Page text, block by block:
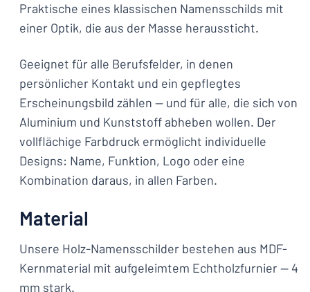
Praktische eines klassischen Namensschilds mit
einer Optik, die aus der Masse heraussticht.
Geeignet für alle Berufsfelder, in denen
persönlicher Kontakt und ein gepflegtes
Erscheinungsbild zählen — und für alle, die sich von
Aluminium und Kunststoff abheben wollen. Der
vollflächige Farbdruck ermöglicht individuelle
Designs: Name, Funktion, Logo oder eine
Kombination daraus, in allen Farben.
Material
Unsere Holz-Namensschilder bestehen aus MDF-
Kernmaterial mit aufgeleimtem Echtholzfurnier — 4
mm stark.